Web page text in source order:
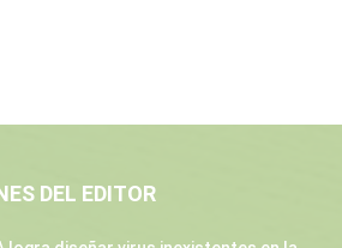
DEL EDITOR